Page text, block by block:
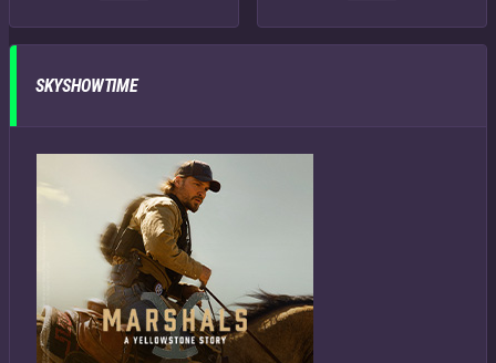
SKYSHOWTIME